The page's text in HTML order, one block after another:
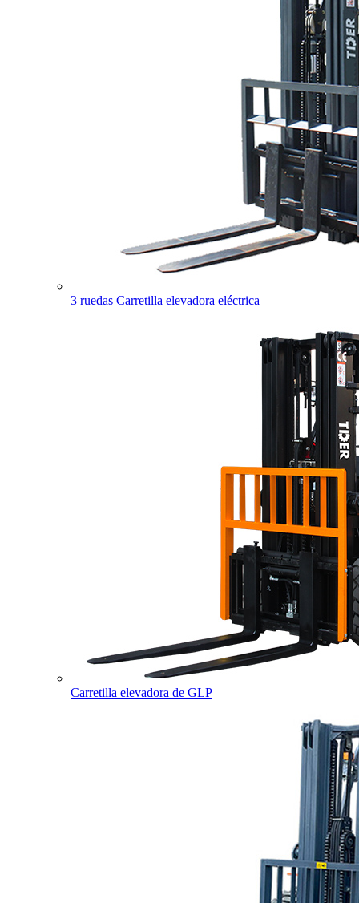
3 ruedas Carretilla elevadora eléctrica
Carretilla elevadora de GLP